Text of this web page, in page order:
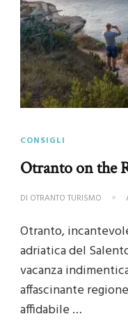
CONSIGLI
Otranto on the
DI OTRANTO TURISMO
Otranto,
adriatica del
vacanza
affascinante
affidabile …